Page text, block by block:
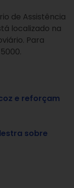
de Assistência
localizado na
Para
e reforçam
sobre